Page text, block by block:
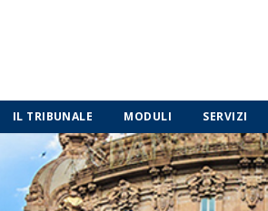
IL TRIBUNALE MODULI SERVIZI